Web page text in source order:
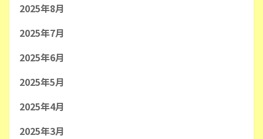
2025年8月
2025年7月
2025年6月
2025年5月
2025年4月
2025年3月